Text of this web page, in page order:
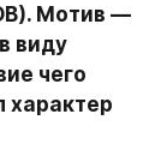
Мотив —
виду
чего
характер